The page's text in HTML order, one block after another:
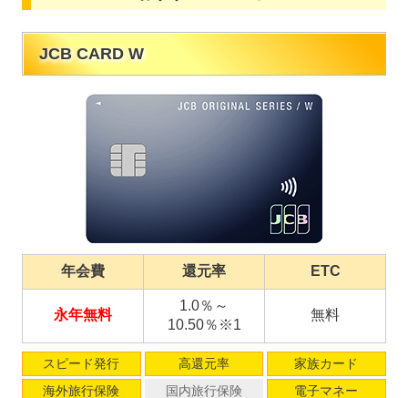
JCB CARD W
年会費 還元率 ETC
永年無料
1.0％～
10.50％※1
無料
スピード発行 高還元率
家族カード
海外旅行保険
国内旅行保険 電子マネー